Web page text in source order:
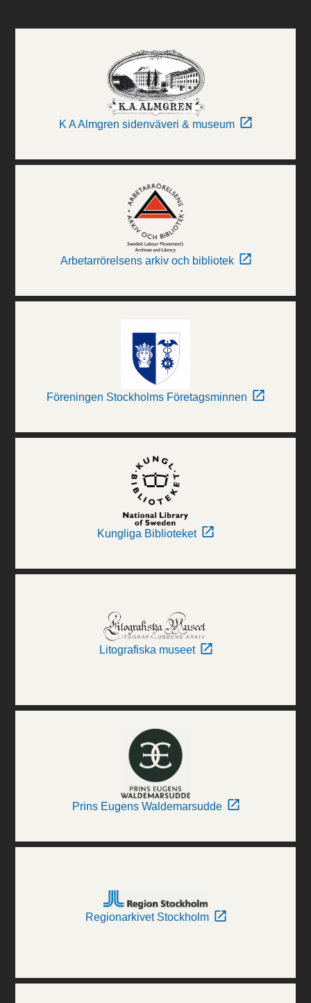
K A Almgren sidenväveri & museum
Arbetarrörelsens arkiv och bibliotek
Föreningen Stockholms Företagsminnen
Kungliga Biblioteket
Litografiska museet
Prins Eugens Waldemarsudde
Regionarkivet Stockholm